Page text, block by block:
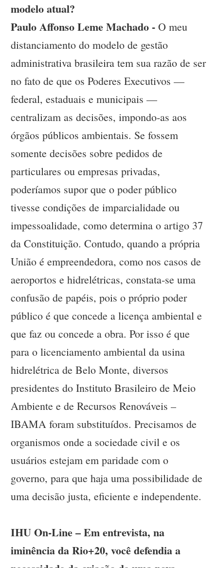
modelo atual?
Paulo Affonso Leme Machado - O meu
distanciamento do modelo de gestão
administrativa brasileira tem sua razão de ser
no fato de que os Poderes Executivos —
federal, estaduais e municipais —
centralizam as decisões, impondo-as aos
órgãos públicos ambientais. Se fossem
somente decisões sobre pedidos de
particulares ou empresas privadas,
poderíamos supor que o poder público
tivesse condições de imparcialidade ou
impessoalidade, como determina o artigo 37
da Constituição. Contudo, quando a própria
União é empreendedora, como nos casos de
aeroportos e hidrelétricas, constata-se uma
confusão de papéis, pois o próprio poder
público é que concede a licença ambiental e
que faz ou concede a obra. Por isso é que
para o licenciamento ambiental da usina
hidrelétrica de Belo Monte, diversos
presidentes do Instituto Brasileiro de Meio
Ambiente e de Recursos Renováveis –
IBAMA foram substituídos. Precisamos de
organismos onde a sociedade civil e os
usuários estejam em paridade com o
governo, para que haja uma possibilidade de
uma decisão justa, eficiente e independente.
IHU On-Line – Em entrevista, na
iminência da Rio+20, você defendia a